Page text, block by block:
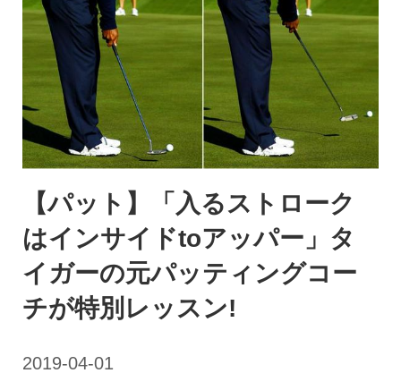
【パット】「入るストローク
はインサイドtoアッパー」タ
イガーの元パッティングコー
チが特別レッスン!